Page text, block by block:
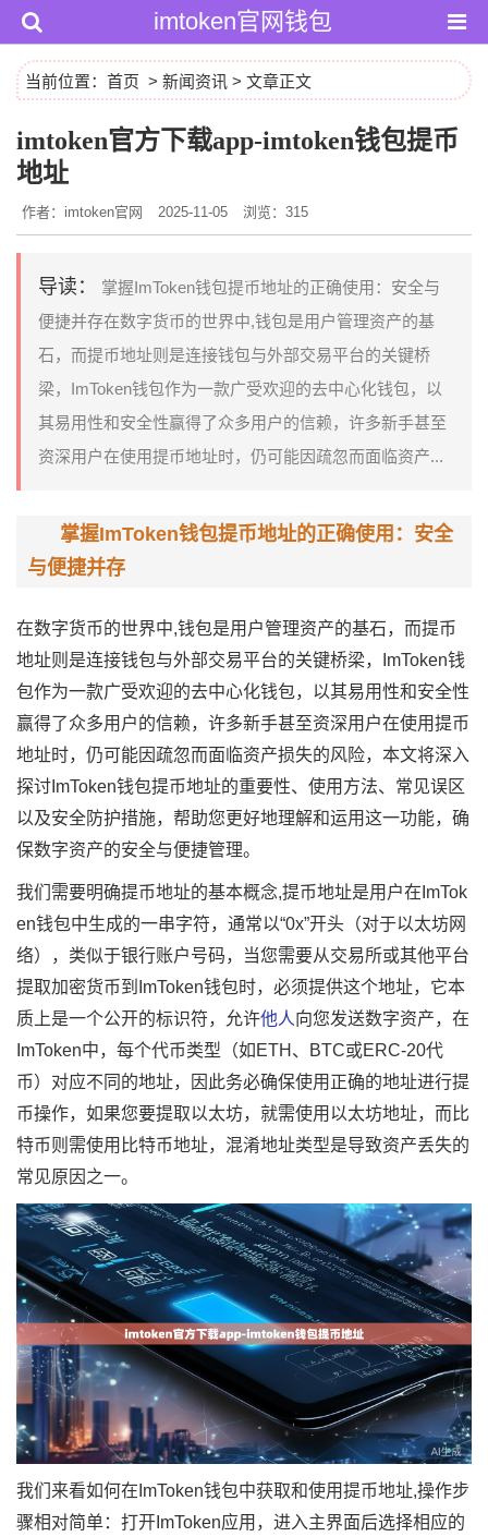
imtoken官网钱包
当前位置： 首页 > 新闻资讯 > 文章正文
imtoken官方下载app-imtoken钱包提币
地址
作者：imtoken官网 2025-11-05 浏览：315
导读：
掌握ImToken钱包提币地址的正确使用：安全与
便捷并存在数字货币的世界中,钱包是用户管理资产的基
石，而提币地址则是连接钱包与外部交易平台的关键桥
梁，ImToken钱包作为一款广受欢迎的去中心化钱包，以
其易用性和安全性赢得了众多用户的信赖，许多新手甚至
资深用户在使用提币地址时，仍可能因疏忽而面临资产...
掌握ImToken钱包提币地址的正确使用：安全
与便捷并存
在数字货币的世界中,钱包是用户管理资产的基石，而提币
地址则是连接钱包与外部交易平台的关键桥梁，ImToken钱
包作为一款广受欢迎的去中心化钱包，以其易用性和安全性
赢得了众多用户的信赖，许多新手甚至资深用户在使用提币
地址时，仍可能因疏忽而面临资产损失的风险，本文将深入
探讨ImToken钱包提币地址的重要性、使用方法、常见误区
以及安全防护措施，帮助您更好地理解和运用这一功能，确
保数字资产的安全与便捷管理。
我们需要明确提币地址的基本概念,提币地址是用户在ImTok
en钱包中生成的一串字符，通常以“0x”开头（对于以太坊网
络），类似于银行账户号码，当您需要从交易所或其他平台
提取加密货币到ImToken钱包时，必须提供这个地址，它本
质上是一个公开的标识符，允许他人向您发送数字资产，在
ImToken中，每个代币类型（如ETH、BTC或ERC-20代
币）对应不同的地址，因此务必确保使用正确的地址进行提
币操作，如果您要提取以太坊，就需使用以太坊地址，而比
特币则需使用比特币地址，混淆地址类型是导致资产丢失的
常见原因之一。
我们来看如何在ImToken钱包中获取和使用提币地址,操作步
骤相对简单：打开ImToken应用，进入主界面后选择相应的